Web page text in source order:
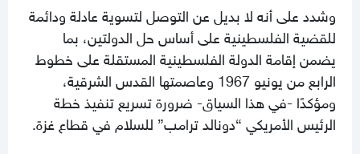
وشدد على أنه لا بديل عن التوصل لتسوية عادلة ودائمة
للقضية الفلسطينية على أساس حل الدولتين، بما
يضمن إقامة الدولة الفلسطينية المستقلة على خطوط
الرابع من يونيو 1967 وعاصمتها القدس الشرقية،
ومؤكدًا -في هذا السياق- ضرورة تسريع تنفيذ خطة
الرئيس الأمريكي “دونالد ترامب” للسلام في قطاع غزة.